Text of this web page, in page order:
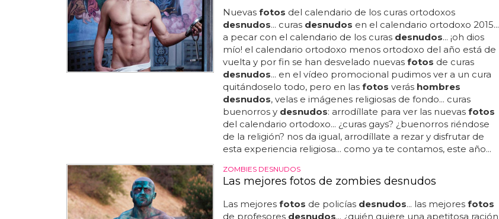
Nuevas fotos del calendario de los curas ortodoxos
desnudos... curas desnudos en el calendario ortodoxo 2015...
a pecar con el calendario de los curas desnudos... ¡oh dios
mío! el calendario ortodoxo menos ortodoxo del año está de
vuelta y por fin se han desvelado nuevas fotos de curas
desnudos... en el vídeo promocional pudimos ver a un cura
quitándoselo todo, pero en las fotos verás hombres
desnudos, velas e imágenes religiosas de fondo... curas
buenorros y desnudos: arrodíllate para ver las nuevas fotos
del calendario ortodoxo... ¿curas gays? ¿buenorros riéndose
de la religión? nos da igual, arrodíllate a rezar y disfrutar de
esta experiencia religiosa... como ya te contamos, este año...
ZOMBIES DESNUDOS
Las mejores fotos de zombies desnudos
Las mejores fotos de policías desnudos... las mejores fotos
de profesores desnudos... ¿quién quiere una apetitosa ración